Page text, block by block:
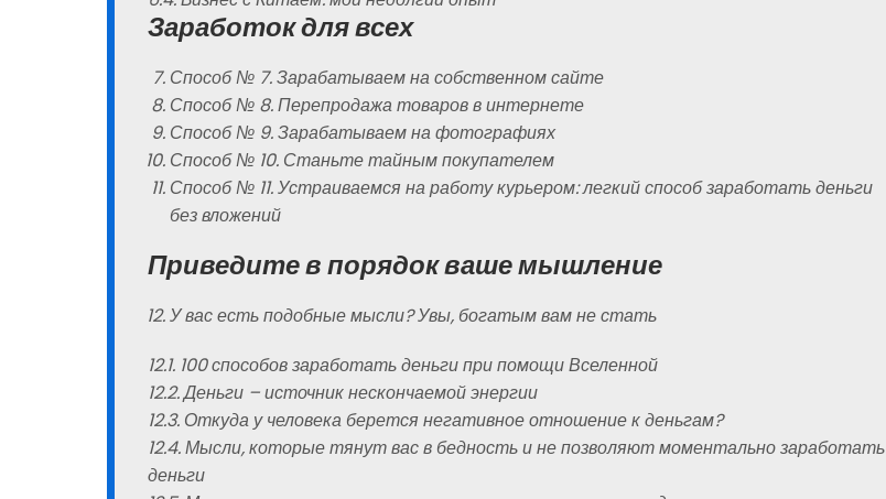
Заработок для всех
Способ № 7. Зарабатываем на собственном сайте
Способ № 8. Перепродажа товаров в интернете
Способ № 9. Зарабатываем на фотографиях
Способ № 10. Станьте тайным покупателем
Способ № 11. Устраиваемся на работу курьером: легкий способ заработать деньги
без вложений
Приведите в порядок ваше мышление
У вас есть подобные мысли? Увы, богатым вам не стать
12.1. 100 способов заработать деньги при помощи Вселенной
12.2. Деньги – источник нескончаемой энергии
12.3. Откуда у человека берется негативное отношение к деньгам?
12.4. Мысли, которые тянут вас в бедность и не позволяют моментально заработать
деньги